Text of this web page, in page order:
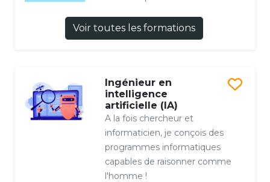
Voir toutes les formations
Ingénieur en
intelligence
artificielle (IA)
A la fois chercheur et
informaticien, je conçois des
programmes informatiques
capables de raisonner comme
l'homme !